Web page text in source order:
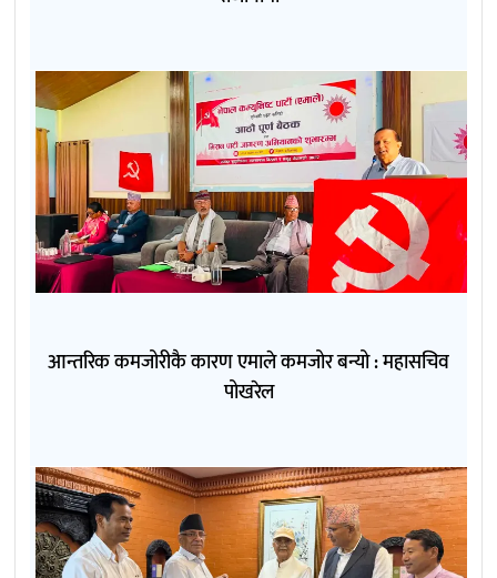
आन्तरिक कमजोरीकै कारण एमाले कमजोर बन्यो : महासचिव
पोखरेल